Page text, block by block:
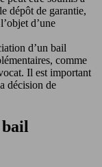
dépôt de garantie,
d’une
d’un bail
comme
Il est important
décision de